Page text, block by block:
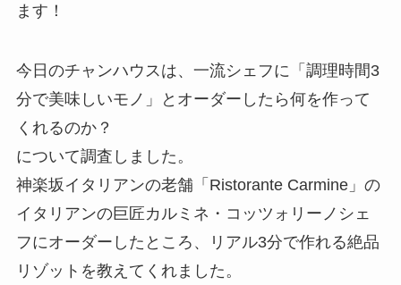
ます！
今日のチャンハウスは、一流シェフに「調理時間3
分で美味しいモノ」とオーダーしたら何を作って
くれるのか？
について調査しました。
神楽坂イタリアンの老舗「Ristorante Carmine」の
イタリアンの巨匠カルミネ・コッツォリーノシェ
フにオーダーしたところ、リアル3分で作れる絶品
リゾットを教えてくれました。